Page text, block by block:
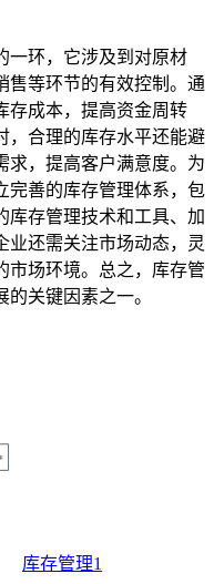
一环，它涉及到对原材
售等环节的有效控制。通
存成本，提高资金周转
，合理的库存水平还能避
求，提高客户满意度。为
完善的库存管理体系，包
库存管理技术和工具、加
业还需关注市场动态，灵
市场环境。总之，库存管
关键因素之一。
库存管理1